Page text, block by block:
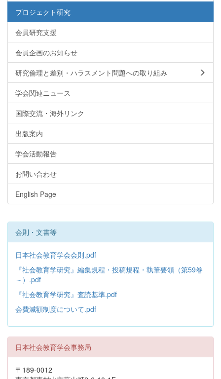
プロジェクト研究
会員研究支援
会員企画のお知らせ
研究倫理と差別・ハラスメント問題への取り組み
学会関連ニュース
国際交流・海外リンク
出版案内
学会活動報告
お問い合わせ
English Page
会則・文書等
日本社会教育学会会則.pdf
『社会教育学研究』編集規程・投稿規程・執筆要領（第59巻
～）.pdf
『社会教育学研究』査読基準.pdf
会費減額制度について.pdf
日本社会教育学会事務局
〒189-0012